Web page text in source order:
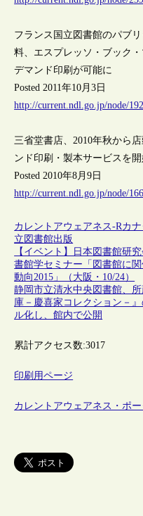
フランス国立図書館のパブ
料、エスプレッソ・ブック
デマンド印刷が可能に
Posted 2011年10月3日
http://current.ndl.go.jp/node/
三省堂書店、2010年秋から
ンド印刷・製本サービスを
Posted 2010年8月9日
http://current.ndl.go.jp/node/
カレントアウェアネス-Rカ
立図書館出版
【イベント】日本図書館研
書館学セミナー「図書館に
動向2015」（大阪・10/24）
静岡市立清水中央図書館、
庫－慶喜家コレクション－
ル化し、館内で公開
累計アクセス数:3017
印刷用ページ
カレントアウェアネス・ポ